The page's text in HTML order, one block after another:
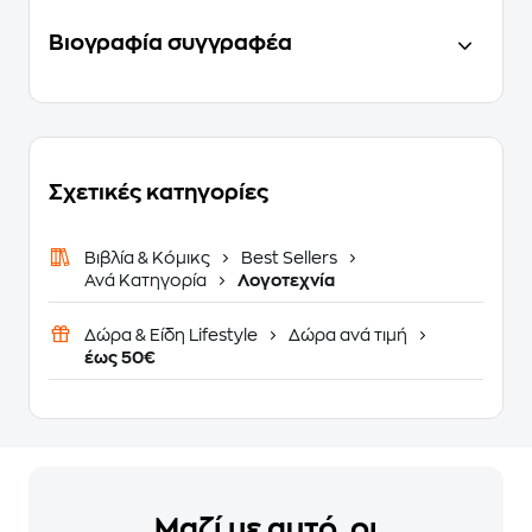
Βιογραφία συγγραφέα
Σχετικές κατηγορίες
Βιβλία & Κόμικς
Best Sellers
Ανά Κατηγορία
Λογοτεχνία
Δώρα & Είδη Lifestyle
Δώρα ανά τιμή
έως 50€